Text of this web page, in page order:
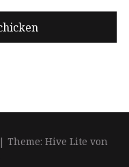
| Theme: Hive Lite von